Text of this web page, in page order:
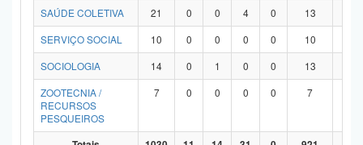
SAÚDE COLETIVA
21 0 0 4 0 13
SERVIÇO SOCIAL
10 0 0 0 0 10
SOCIOLOGIA
14 0 1 0 0 13
ZOOTECNIA /
RECURSOS
PESQUEIROS
7 0 0 0 0 7